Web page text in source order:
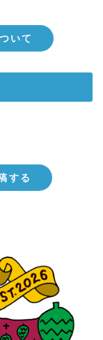
いて
する